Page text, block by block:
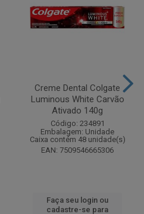
Creme Dental Colgate
Luminous White Carvão
Ativado 140g
Código: 234891
Embalagem: Unidade
Caixa contém 48 unidade(s)
EAN: 7509546665306
Faça seu login ou
cadastre-se para